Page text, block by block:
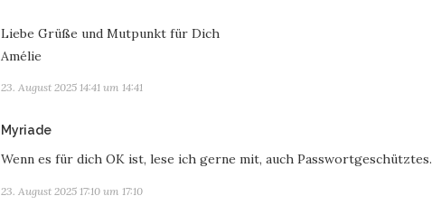
Liebe Grüße und Mutpunkt für Dich
Amélie
23. August 2025 14:41 um 14:41
Myriadesagt:
Wenn es für dich OK ist, lese ich gerne mit, auch Passwortgeschütztes.
23. August 2025 17:10 um 17:10